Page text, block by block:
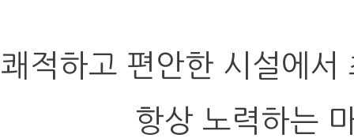
쾌적하고 편안한 시설에
항상 노력하는